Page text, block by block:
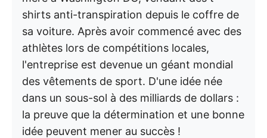
shirts anti-transpiration depuis le coffre de
sa voiture. Après avoir commencé avec des
athlètes lors de compétitions locales,
l'entreprise est devenue un géant mondial
des vêtements de sport. D'une idée née
dans un sous-sol à des milliards de dollars :
la preuve que la détermination et une bonne
idée peuvent mener au succès !